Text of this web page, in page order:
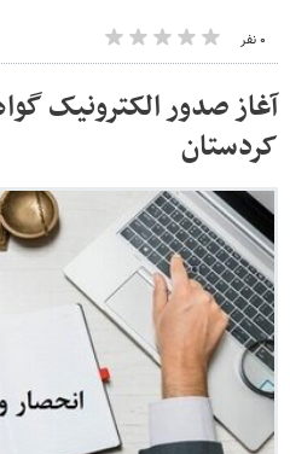
۰ نفر
آغاز صدور الکترونیک
کردستان